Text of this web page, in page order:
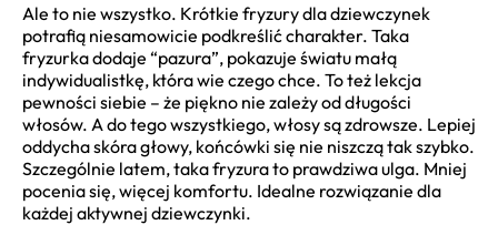
Ale to nie wszystko. Krótkie fryzury dla dziewczynek
potrafią niesamowicie podkreślić charakter. Taka
fryzurka dodaje “pazura”, pokazuje światu małą
indywidualistkę, która wie czego chce. To też lekcja
pewności siebie – że piękno nie zależy od długości
włosów. A do tego wszystkiego, włosy są zdrowsze. Lepiej
oddycha skóra głowy, końcówki się nie niszczą tak szybko.
Szczególnie latem, taka fryzura to prawdziwa ulga. Mniej
pocenia się, więcej komfortu. Idealne rozwiązanie dla
każdej aktywnej dziewczynki.